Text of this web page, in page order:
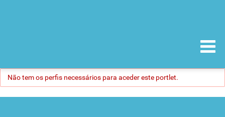
Não tem os perfis necessários para aceder este portlet.